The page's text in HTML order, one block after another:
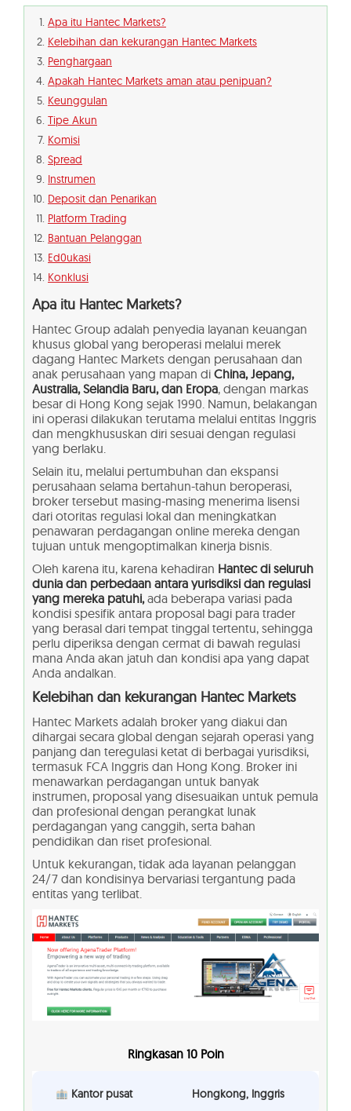
Apa itu Hantec Markets?
Kelebihan dan kekurangan Hantec Markets
Penghargaan
Apakah Hantec Markets aman atau penipuan?
Keunggulan
Tipe Akun
Komisi
Spread
Instrumen
Deposit dan Penarikan
Platform Trading
Bantuan Pelanggan
Ed0ukasi
Konklusi
Apa itu Hantec Markets?
Hantec Group adalah penyedia layanan keuangan
khusus global yang beroperasi melalui merek
dagang Hantec Markets dengan perusahaan dan
anak perusahaan yang mapan di China, Jepang,
Australia, Selandia Baru, dan Eropa, dengan markas
besar di Hong Kong sejak 1990. Namun, belakangan
ini operasi dilakukan terutama melalui entitas Inggris
dan mengkhususkan diri sesuai dengan regulasi
yang berlaku.
Selain itu, melalui pertumbuhan dan ekspansi
perusahaan selama bertahun-tahun beroperasi,
broker tersebut masing-masing menerima lisensi
dari otoritas regulasi lokal dan meningkatkan
penawaran perdagangan online mereka dengan
tujuan untuk mengoptimalkan kinerja bisnis.
Oleh karena itu, karena kehadiran Hantec di seluruh
dunia dan perbedaan antara yurisdiksi dan regulasi
yang mereka patuhi,ada beberapa variasi pada
kondisi spesifik antara proposal bagi para trader
yang berasal dari tempat tinggal tertentu, sehingga
perlu diperiksa dengan cermat di bawah regulasi
mana Anda akan jatuh dan kondisi apa yang dapat
Anda andalkan.
Kelebihan dan kekurangan Hantec Markets
Hantec Markets adalah broker yang diakui dan
dihargai secara global dengan sejarah operasi yang
panjang dan teregulasi ketat di berbagai yurisdiksi,
termasuk FCA Inggris dan Hong Kong. Broker ini
menawarkan perdagangan untuk banyak
instrumen, proposal yang disesuaikan untuk pemula
dan profesional dengan perangkat lunak
perdagangan yang canggih, serta bahan
pendidikan dan riset profesional.
Untuk kekurangan, tidak ada layanan pelanggan
24/7 dan kondisinya bervariasi tergantung pada
entitas yang terlibat.
Ringkasan 10 Poin
Kantor pusat Hongkong, Inggris